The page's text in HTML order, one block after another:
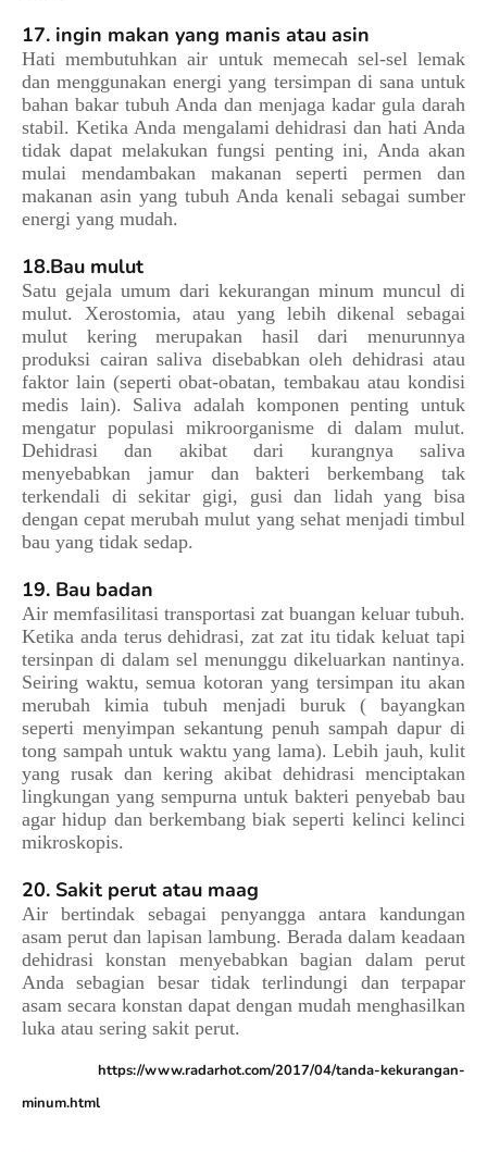
17. ingin makan yang manis atau asin
Hati membutuhkan air untuk memecah sel-sel lemak
dan menggunakan energi yang tersimpan di sana untuk
bahan bakar tubuh Anda dan menjaga kadar gula darah
stabil. Ketika Anda mengalami dehidrasi dan hati Anda
tidak dapat melakukan fungsi penting ini, Anda akan
mulai mendambakan makanan seperti permen dan
makanan asin yang tubuh Anda kenali sebagai sumber
energi yang mudah.
18.Bau mulut
Satu gejala umum dari kekurangan minum muncul di
mulut. Xerostomia, atau yang lebih dikenal sebagai
mulut kering merupakan hasil dari menurunnya
produksi cairan saliva disebabkan oleh dehidrasi atau
faktor lain (seperti obat-obatan, tembakau atau kondisi
medis lain). Saliva adalah komponen penting untuk
mengatur populasi mikroorganisme di dalam mulut.
Dehidrasi dan akibat dari kurangnya saliva
menyebabkan jamur dan bakteri berkembang tak
terkendali di sekitar gigi, gusi dan lidah yang bisa
dengan cepat merubah mulut yang sehat menjadi timbul
bau yang tidak sedap.
19. Bau badan
Air memfasilitasi transportasi zat buangan keluar tubuh.
Ketika anda terus dehidrasi, zat zat itu tidak keluat tapi
tersinpan di dalam sel menunggu dikeluarkan nantinya.
Seiring waktu, semua kotoran yang tersimpan itu akan
merubah kimia tubuh menjadi buruk ( bayangkan
seperti menyimpan sekantung penuh sampah dapur di
tong sampah untuk waktu yang lama). Lebih jauh, kulit
yang rusak dan kering akibat dehidrasi menciptakan
lingkungan yang sempurna untuk bakteri penyebab bau
agar hidup dan berkembang biak seperti kelinci kelinci
mikroskopis.
20. Sakit perut atau maag
Air bertindak sebagai penyangga antara kandungan
asam perut dan lapisan lambung. Berada dalam keadaan
dehidrasi konstan menyebabkan bagian dalam perut
Anda sebagian besar tidak terlindungi dan terpapar
asam secara konstan dapat dengan mudah menghasilkan
luka atau sering sakit perut.
https://www.radarhot.com/2017/04/tanda-kekurangan-
minum.html